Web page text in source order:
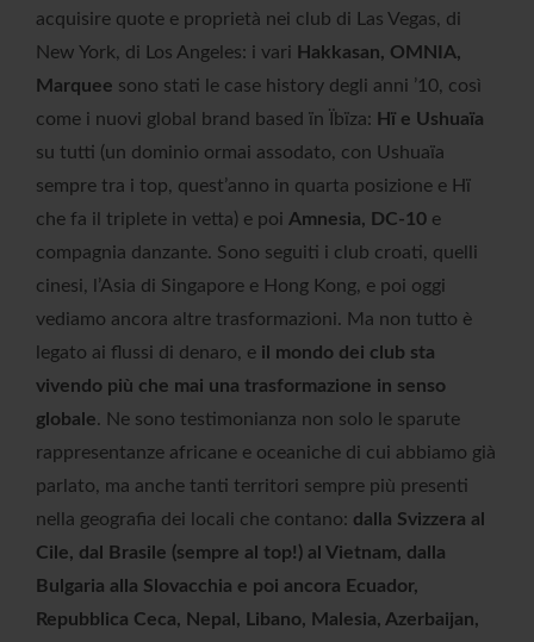
acquisire quote e proprietà nei club di Las Vegas, di
New York, di Los Angeles: i vari Hakkasan, OMNIA,
Marquee sono stati le case history degli anni ’10, così
come i nuovi global brand based ïn Ïbïza: Hï e Ushuaïa
su tutti (un dominio ormai assodato, con Ushuaïa
sempre tra i top, quest’anno in quarta posizione e Hï
che fa il triplete in vetta) e poi Amnesia, DC-10 e
compagnia danzante. Sono seguiti i club croati, quelli
cinesi, l’Asia di Singapore e Hong Kong, e poi oggi
vediamo ancora altre trasformazioni. Ma non tutto è
legato ai flussi di denaro, e il mondo dei club sta
vivendo più che mai una trasformazione in senso
globale. Ne sono testimonianza non solo le sparute
rappresentanze africane e oceaniche di cui abbiamo già
parlato, ma anche tanti territori sempre più presenti
nella geografia dei locali che contano: dalla Svizzera al
Cile, dal Brasile (sempre al top!) al Vietnam, dalla
Bulgaria alla Slovacchia e poi ancora Ecuador,
Repubblica Ceca, Nepal, Libano, Malesia, Azerbaijan,